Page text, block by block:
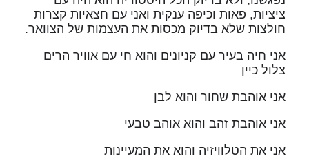
ציציות, פאות וכיפה ענקית ואני עם חצאיות קצרות
חולצות שלא בדיוק מכסות את העצמות של הצוואר.
אני חיה בעיר עם קניונים והוא חי עם אוויר הרים
צלול כיין
אני אוהבת שחור והוא לבן
אני אוהבת זהב והוא אוהב טבעי
אני את הטלוויזיה והוא את המעיינות